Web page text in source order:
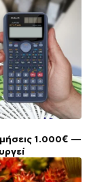
1.000€ —